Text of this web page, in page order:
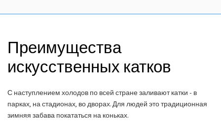
Преимущества
искусственных катков
С наступлением холодов по всей стране заливают катки - в
парках, на стадионах, во дворах. Для людей это традиционная
зимняя забава покататься на коньках.